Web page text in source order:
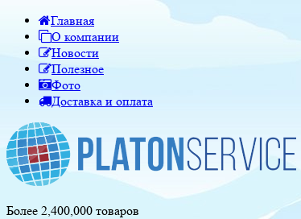
Главная
О компании
Новости
Полезное
Фото
Доставка и оплата
Более 2,400,000 товаров